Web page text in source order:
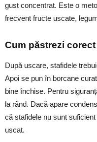
gust concentrat. Este o
frecvent fructe uscate,
Cum păstrezi
După uscare, stafidele
Apoi se pun în borcane
bine închise. Pentru
la rând. Dacă apare
că stafidele nu sunt
uscat.